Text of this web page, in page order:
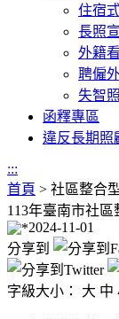
住宿
長照
外籍
聘僱
失智
函釋專區
違反長期照
:::
首頁 > 社區整合
113年臺南市社
2024-11-01
分享到
字級大小： 大 中